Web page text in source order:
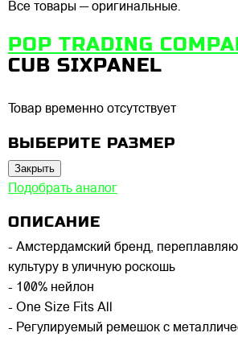
Все товары — оригинальные.
POP TRADING
CUB SIXPANEL
Товар временно отсутствует
ВЫБЕРИТЕ РАЗМЕР
Закрыть
Подобрать аналог
ОПИСАНИЕ
- Амстердамский бренд,
культуру в уличную роскошь
- 100% нейлон
- One Size Fits All
- Регулируемый ремешок с